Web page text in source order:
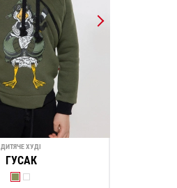
ДИТЯЧЕ ХУДІ
ГУСАК